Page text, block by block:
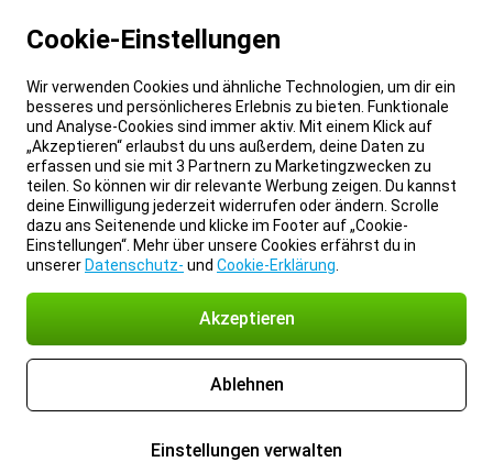
Cookie-Einstellungen
Wir verwenden Cookies und ähnliche Technologien, um dir ein
besseres und persönlicheres Erlebnis zu bieten. Funktionale
und Analyse-Cookies sind immer aktiv. Mit einem Klick auf
„Akzeptieren“ erlaubst du uns außerdem, deine Daten zu
erfassen und sie mit 3 Partnern zu Marketingzwecken zu
teilen. So können wir dir relevante Werbung zeigen. Du kannst
deine Einwilligung jederzeit widerrufen oder ändern. Scrolle
dazu ans Seitenende und klicke im Footer auf „Cookie-
Einstellungen“. Mehr über unsere Cookies erfährst du in
unserer Datenschutz- und Cookie-Erklärung
Akzeptieren
Ablehnen
Einstellungen verwalten